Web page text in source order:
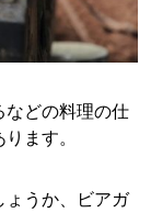
などの料理の仕
ます。
ょうか、ビアガ